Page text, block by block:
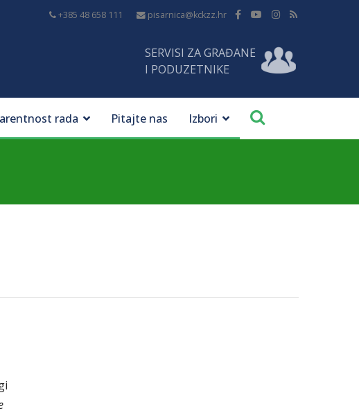
+385 48 658 111 pisarnica@kckzz.hr
SERVISI ZA GRAĐANE
I PODUZETNIKE
rada Pitajte nas Izbori